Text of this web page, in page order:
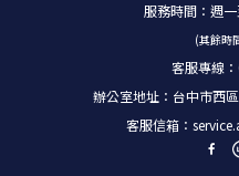
服務時間：週
(其餘時
客服專線
辦公室地址：台中市西
客服信箱：